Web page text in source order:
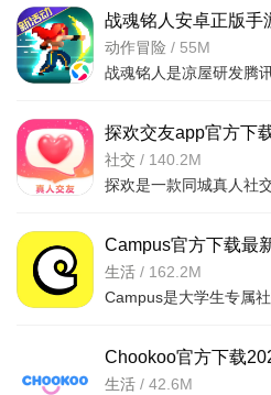
战魂铭人安卓正版手
v3.3.1最新版
动作冒险 / 55M
探欢交友app官方下
v2.0.6安卓版
社交 / 140.2M
Campus官方下载最
版
生活 / 162.2M
Chookoo官方下载
手机版
生活 / 42.6M